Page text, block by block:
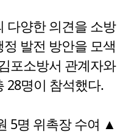
다양한 의견을 소방
발전 방안을 모색
포소방서 관계자와
28명이 참석했다.
5명 위촉장 수여 ▲